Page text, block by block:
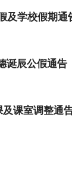
及学校假期通
诞辰公假通告
及课室调整通